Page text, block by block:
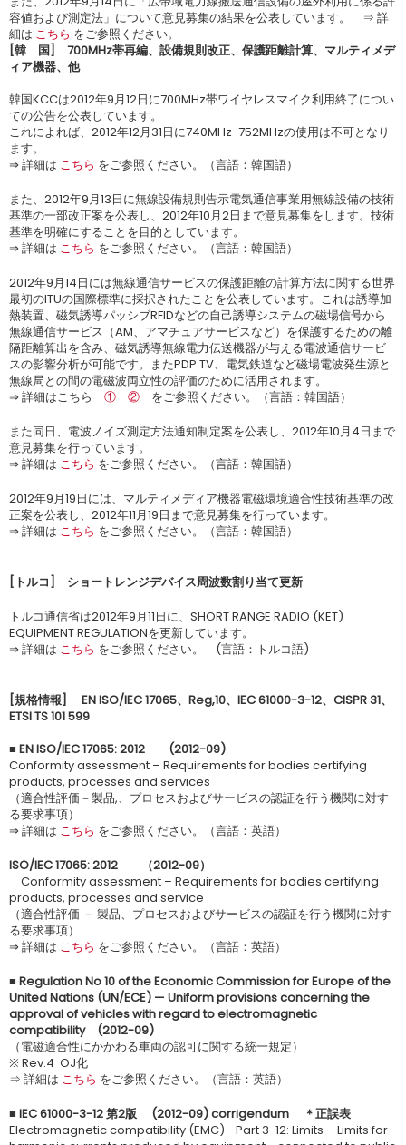
容値および測定法」について意見募集の結果を公表しています。 ⇒ 詳
細は こちら をご参照ください。
[韓 国] 700MHz帯再編、設備規則改正、保護距離計算、マルティメデ
ィア機器、他
韓国KCCは2012年9月12日に700MHz帯ワイヤレスマイク利用終了につい
ての公告を公表しています。
これによれば、2012年12月31日に740MHz-752MHzの使用は不可となり
ます。
⇒ 詳細は こちら をご参照ください。（言語：韓国語）
また、2012年9月13日に無線設備規則告示電気通信事業用無線設備の技術
基準の一部改正案を公表し、2012年10月2日まで意見募集をします。技術
基準を明確にすることを目的としています。
⇒ 詳細は こちら をご参照ください。（言語：韓国語）
2012年9月14日には無線通信サービスの保護距離の計算方法に関する世界
最初のITUの国際標準に採択されたことを公表しています。これは誘導加
熱装置、磁気誘導パッシブRFIDなどの自己誘導システムの磁場信号から
無線通信サービス（AM、アマチュアサービスなど）を保護するための離
隔距離算出を含み、磁気誘導無線電力伝送機器が与える電波通信サービ
スの影響分析が可能です。またPDP TV、電気鉄道など磁場電波発生源と
無線局との間の電磁波両立性の評価のために活用されます。
⇒ 詳細はこちら ① ② をご参照ください。（言語：韓国語）
また同日、電波ノイズ測定方法通知制定案を公表し、2012年10月4日まで
意見募集を行っています。
⇒ 詳細は こちら をご参照ください。（言語：韓国語）
2012年9月19日には、マルティメディア機器電磁環境適合性技術基準の改
正案を公表し、2012年11月19日まで意見募集を行っています。
⇒ 詳細は こちら をご参照ください。（言語：韓国語）
[トルコ] ショートレンジデバイス周波数割り当て更新
トルコ通信省は2012年9月11日に、SHORT RANGE RADIO (KET)
EQUIPMENT REGULATIONを更新しています。
⇒ 詳細は こちら をご参照ください。 (言語：トルコ語)
[規格情報] EN ISO/IEC 17065、Reg,10、IEC 61000-3-12、CISPR 31、
ETSI TS 101 599
■ EN ISO/IEC 17065: 2012 (2012-09)
Conformity assessment – Requirements for bodies certifying
products, processes and services
（適合性評価－製品,、プロセスおよびサービスの認証を行う機関に対す
る要求事項）
⇒ 詳細は こちら をご参照ください。（言語：英語）
ISO/IEC 17065: 2012 （2012-09）
Conformity assessment – Requirements for bodies certifying
products, processes and service
（適合性評価 － 製品、プロセスおよびサービスの認証を行う機関に対す
る要求事項）
⇒ 詳細は こちら をご参照ください。（言語：英語）
■ Regulation No 10 of the Economic Commission for Europe of the
United Nations (UN/ECE) — Uniform provisions concerning the
approval of vehicles with regard to electromagnetic
compatibility (2012-09)
（電磁適合性にかかわる車両の認可に関する統一規定）
※ Rev.4 OJ化
⇒ 詳細は こちら をご参照ください。（言語：英語）
■ IEC 61000-3-12 第2版 (2012-09) corrigendum ＊正誤表
Electromagnetic compatibility (EMC) –Part 3-12: Limits – Limits for